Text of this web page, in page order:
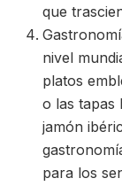
que
nivel
platos
o las tapas
jamón
para los